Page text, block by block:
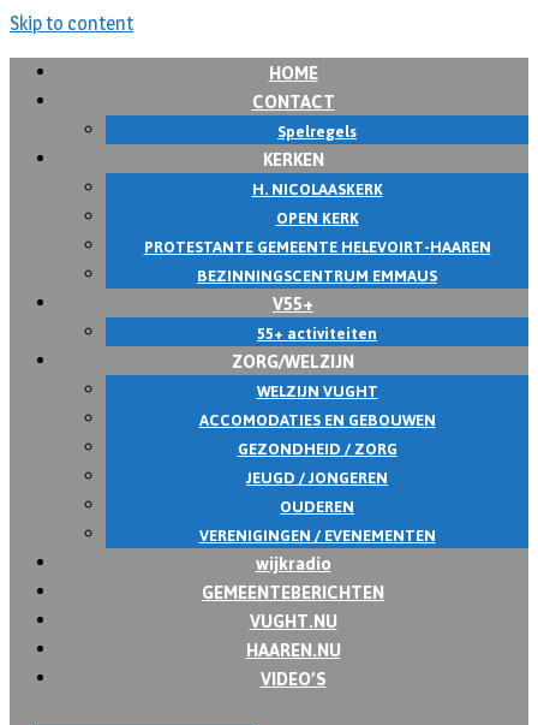
Skip to content
HOME
CONTACT
Spelregels
KERKEN
H. NICOLAASKERK
OPEN KERK
PROTESTANTE GEMEENTE HELEVOIRT-HAAREN
BEZINNINGSCENTRUM EMMAUS
V55+
55+ activiteiten
ZORG/WELZIJN
WELZIJN VUGHT
ACCOMODATIES EN GEBOUWEN
GEZONDHEID / ZORG
JEUGD / JONGEREN
OUDEREN
VERENIGINGEN / EVENEMENTEN
wijkradio
GEMEENTEBERICHTEN
VUGHT.NU
HAAREN.NU
VIDEO’S